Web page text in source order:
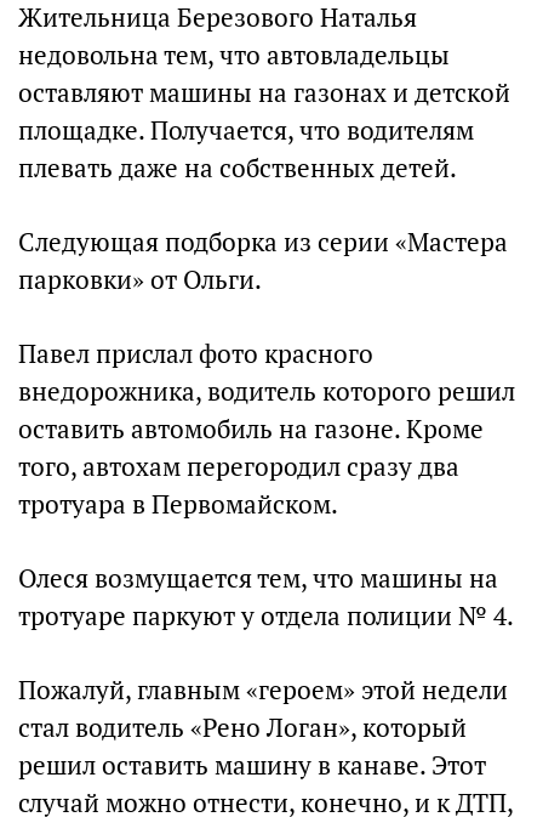
Жительница Березового Наталья
недовольна тем, что автовладельцы
оставляют машины на газонах и детской
площадке. Получается, что водителям
плевать даже на собственных детей.
Следующая подборка из серии «Мастера
парковки» от Ольги.
Павел прислал фото красного
внедорожника, водитель которого решил
оставить автомобиль на газоне. Кроме
того, автохам перегородил сразу два
тротуара в Первомайском.
Олеся возмущается тем, что машины на
тротуаре паркуют у отдела полиции № 4.
Пожалуй, главным «героем» этой недели
стал водитель «Рено Логан», который
решил оставить машину в канаве. Этот
случай можно отнести, конечно, и к ДТП,